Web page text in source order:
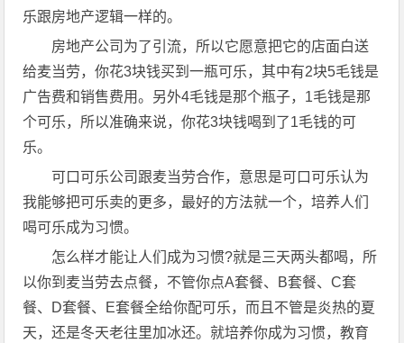
乐跟房地产逻辑一样的。
房地产公司为了引流，所以它愿意把它的店面白送
给麦当劳，你花3块钱买到一瓶可乐，其中有2块5毛钱是
广告费和销售费用。另外4毛钱是那个瓶子，1毛钱是那
个可乐，所以准确来说，你花3块钱喝到了1毛钱的可
乐。
可口可乐公司跟麦当劳合作，意思是可口可乐认为
我能够把可乐卖的更多，最好的方法就一个，培养人们
喝可乐成为习惯。
怎么样才能让人们成为习惯?就是三天两头都喝，所
以你到麦当劳去点餐，不管你点A套餐、B套餐、C套
餐、D套餐、E套餐全给你配可乐，而且不管是炎热的夏
天，还是冬天老往里加冰还。就培养你成为习惯，教育